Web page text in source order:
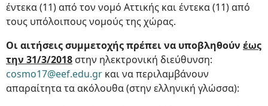
έντεκα (11) από τον νομό Αττικής και έντεκα (11) από
τους υπόλοιπους νομούς της χώρας.
Οι αιτήσεις συμμετοχής πρέπει να υποβληθούν έως
την 31/3/2018 στην ηλεκτρονική διεύθυνση:
cosmo17@eef.edu.gr και να περιλαμβάνουν
απαραίτητα τα ακόλουθα (στην ελληνική γλώσσα):